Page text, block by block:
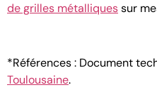
de grilles métalliquessur
*Références : Document
Toulousaine.